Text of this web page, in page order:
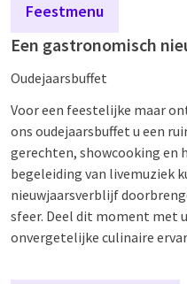
Feestmenu
Een gastronomisch
Oudejaarsbuffet
Voor een feestelijke maar
ons oudejaarsbuffet u een
gerechten, showcooking en
begeleiding van livemuziek
nieuwjaarsverblijf
sfeer. Deel dit moment met
onvergetelijke culinaire